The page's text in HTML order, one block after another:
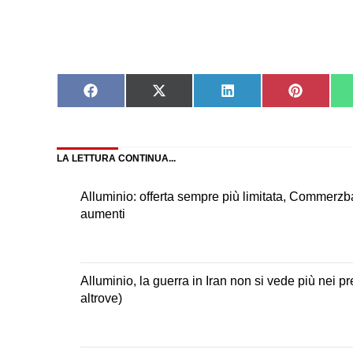
Mostri sacri dell’alluminio: le 10
Share
on
Share
on
Share
on
Share
on
LA LETTURA CONTINUA...
Alluminio: offerta sempre più limitata,
aumenti
Alluminio, la guerra in Iran non si vede più nei
altrove)